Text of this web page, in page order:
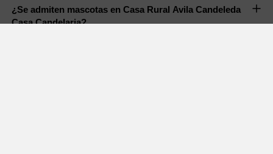
¿Se admiten mascotas en Casa Rural Avila Candeleda
Casa Candelaria?